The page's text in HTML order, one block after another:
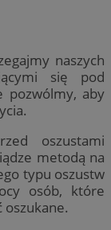
naszych
się pod
pozwólmy, aby
oszustami
metodą na
typu oszustw
osób, które
oszukane.